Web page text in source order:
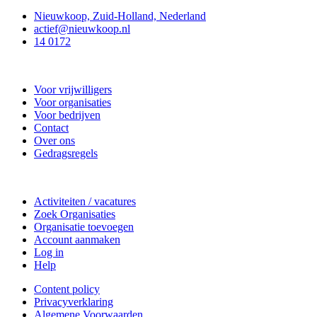
Nieuwkoop, Zuid-Holland, Nederland
actief@nieuwkoop.nl
14 0172
Voor vrijwilligers
Voor organisaties
Voor bedrijven
Contact
Over ons
Gedragsregels
Activiteiten / vacatures
Zoek Organisaties
Organisatie toevoegen
Account aanmaken
Log in
Help
Content policy
Privacyverklaring
Algemene Voorwaarden